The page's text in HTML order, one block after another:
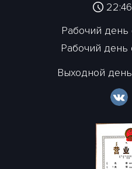
22:46
Рабочий день
Рабочий день
Выходной